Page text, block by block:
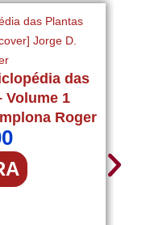
das
Volume 1
Roger